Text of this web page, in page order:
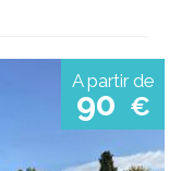
A partir de
90 €